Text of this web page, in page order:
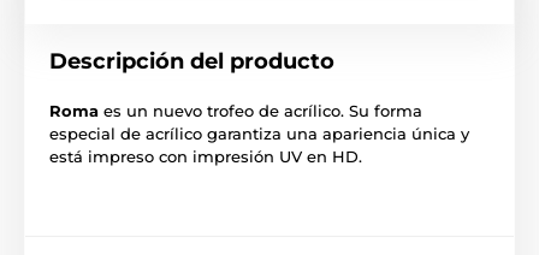
Descripción del producto
Roma es un nuevo trofeo de acrílico. Su forma
especial de acrílico garantiza una apariencia única y
está impreso con impresión UV en HD.